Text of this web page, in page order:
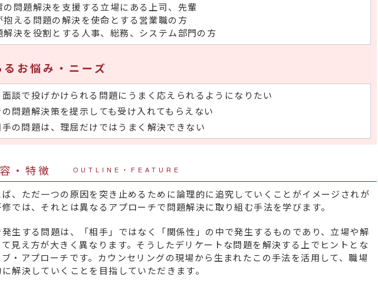
の問題解決を支援する立場にある上司、先輩
抱える問題の解決を使命とする営業職の方
解決を役割とする人事、総務、システム部門の方
るお悩み・ニーズ
談で投げかけられる問題にうまく応えられるようになりたい
問題解決策を提示しても受け入れてもらえない
の問題は、理屈だけではうまく解決できない
・特徴 OUTLINE・FEATURE
、ただ一つの原因を突き止めるために論理的に追究していくことがイメージされが
では、それとは異なるアプローチで問題解決に取り組む手法を学びます。
生する問題は、「相手」ではなく「関係性」の中で発生するものであり、立場や解
見え方が大きく異なります。そうしたデリケートな問題を解決する上でヒントとな
・アプローチです。カウンセリングの現場から生まれたこの手法を活用して、職場
解決していくことを目指していただきます。
ＡＩエージェント活用事例４選